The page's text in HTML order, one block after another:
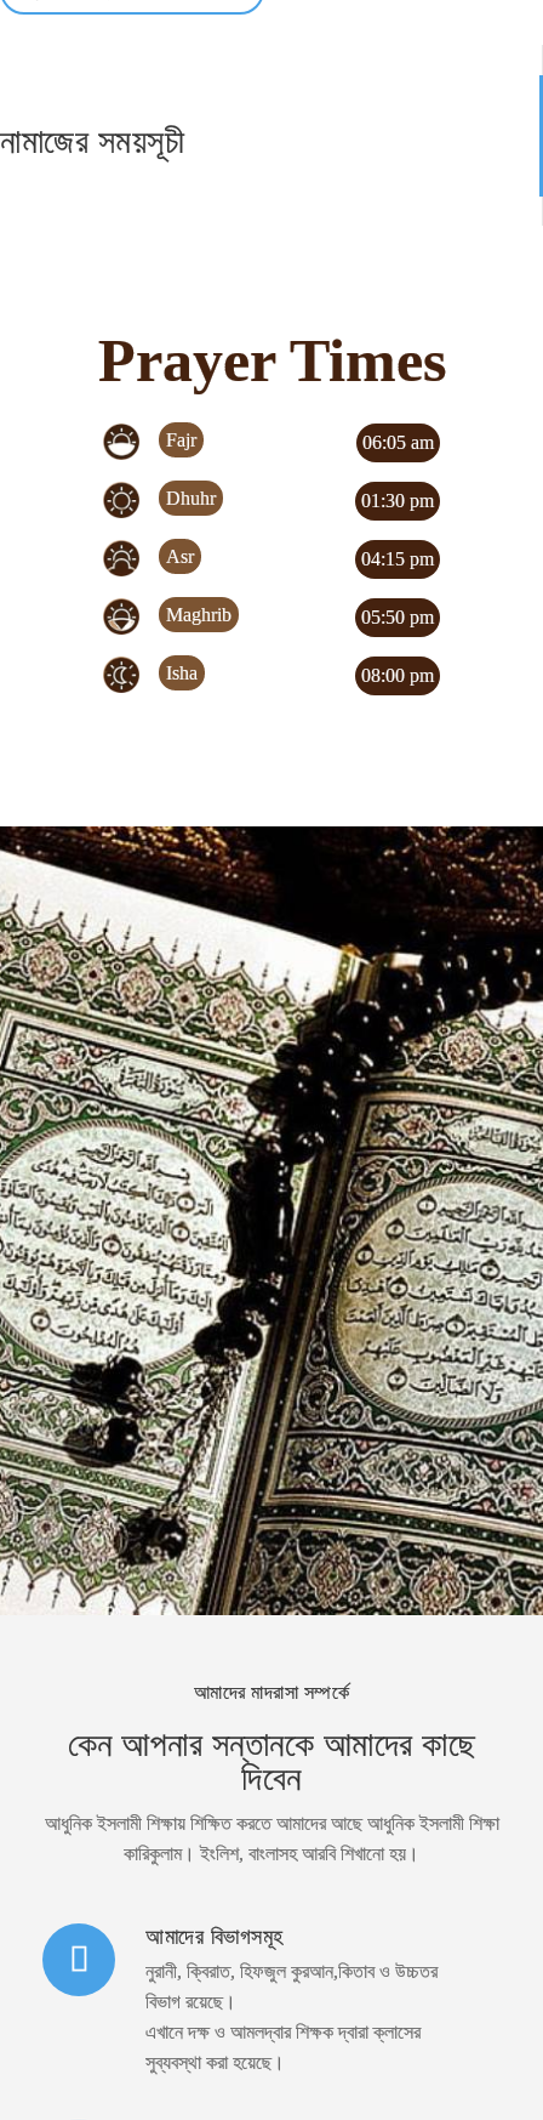
নামাজের সময়সূচী
Prayer Times
Fajr 06:05 am
Dhuhr 01:30 pm
Asr 04:15 pm
Maghrib 05:50 pm
Isha 08:00 pm
আমাদের মাদরাসা সম্পর্কে
কেন আপনার সন্তানকে আমাদের কাছে
দিবেন
আধুনিক ইসলামী শিক্ষায় শিক্ষিত করতে আমাদের আছে আধুনিক ইসলামী শিক্ষা
কারিকুলাম। ইংলিশ, বাংলাসহ আরবি শিখানো হয়।
আমাদের বিভাগসমূহ
নুরানী, ক্বিরাত, হিফজুল কুরআন,কিতাব ও উচ্চতর
বিভাগ রয়েছে।
এখানে দক্ষ ও আমলদ্বার শিক্ষক দ্বারা ক্লাসের
সুব্যবস্থা করা হয়েছে।